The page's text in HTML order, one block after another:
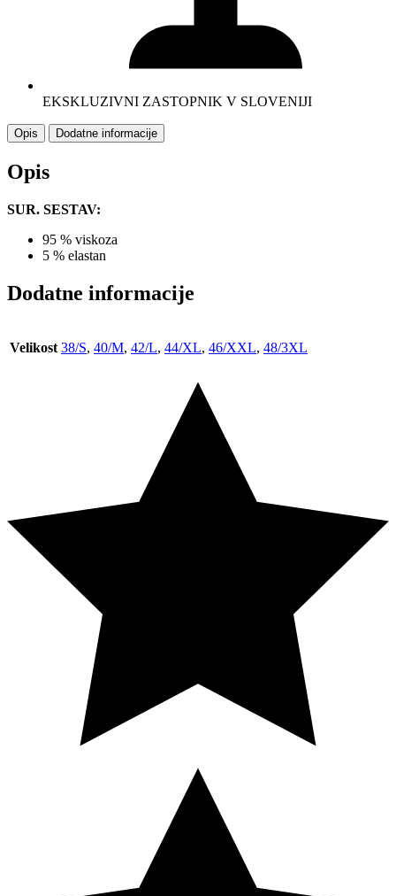
EKSKLUZIVNI ZASTOPNIK V SLOVENIJI
Opis Dodatne informacije
Opis
SUR. SESTAV:
95 % viskoza
5 % elastan
Dodatne informacije
Velikost 38/S, 40/M, 42/L, 44/XL, 46/XXL, 48/3XL